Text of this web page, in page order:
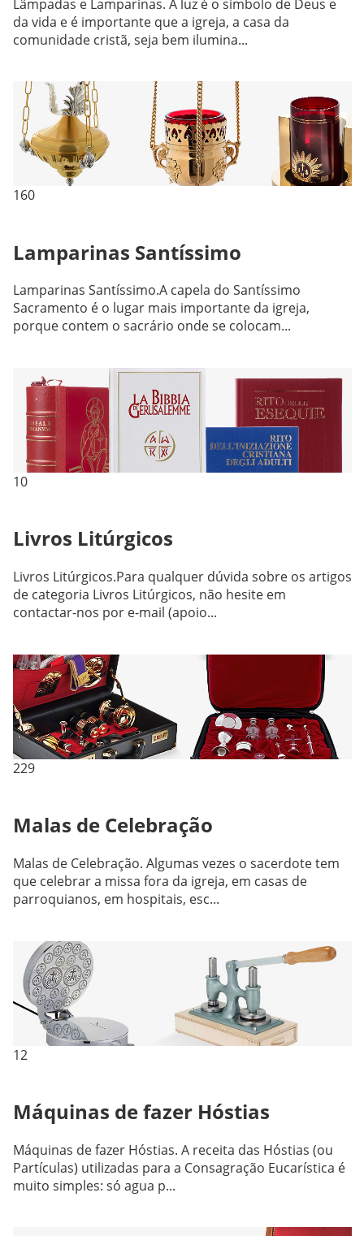
Lâmpadas e Lamparinas. A luz é o símbolo de Deus e
da vida e é importante que a igreja, a casa da
comunidade cristã, seja bem ilumina...
160
Lamparinas Santíssimo
Lamparinas Santíssimo.A capela do Santíssimo
Sacramento é o lugar mais importante da igreja,
porque contem o sacrário onde se colocam...
10
Livros Litúrgicos
Livros Litúrgicos.Para qualquer dúvida sobre os artigos
de categoria Livros Litúrgicos, não hesite em
contactar-nos por e-mail (apoio...
229
Malas de Celebração
Malas de Celebração. Algumas vezes o sacerdote tem
que celebrar a missa fora da igreja, em casas de
parroquianos, em hospitais, esc...
12
Máquinas de fazer Hóstias
Máquinas de fazer Hóstias. A receita das Hóstias (ou
Partículas) utilizadas para a Consagração Eucarística é
muito simples: só agua p...